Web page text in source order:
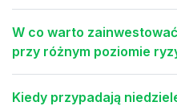
W co warto
przy różnym poziomie
Kiedy przypadają